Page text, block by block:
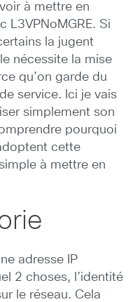
à mettre en
L3VPNoMGRE. Si
la jugent
nécessite la mise
qu’on garde du
service. Ici je vais
simplement son
pourquoi
cette
à mettre en
adresse IP
2 choses, l’identité
le réseau. Cela